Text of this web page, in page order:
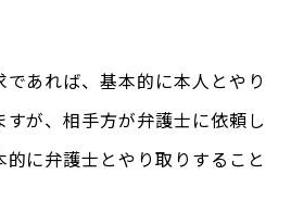
あれば、基本的に本人とやり
が、相手方が弁護士に依頼し
に弁護士とやり取りすること